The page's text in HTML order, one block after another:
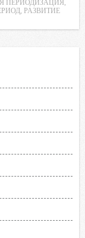
ПЕРИОДИЗАЦИЯ
РАЗВИТИЕ